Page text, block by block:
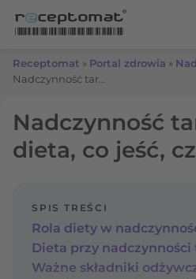
Receptomat » Portal zdrowia »
Nadczynność
dieta, co jeść,
SPIS TREŚCI
Rola diety w
Dieta przy nadczynności